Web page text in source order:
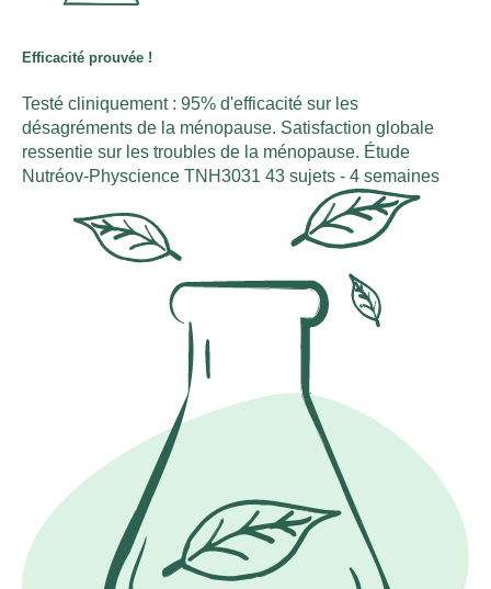
Efficacité prouvée !
Testé cliniquement : 95% d'efficacité sur les
désagréments de la ménopause. Satisfaction globale
ressentie sur les troubles de la ménopause. Étude
Nutréov-Physcience TNH3031 43 sujets - 4 semaines